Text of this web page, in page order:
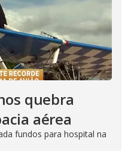
quebra
aérea
fundos para hospital na